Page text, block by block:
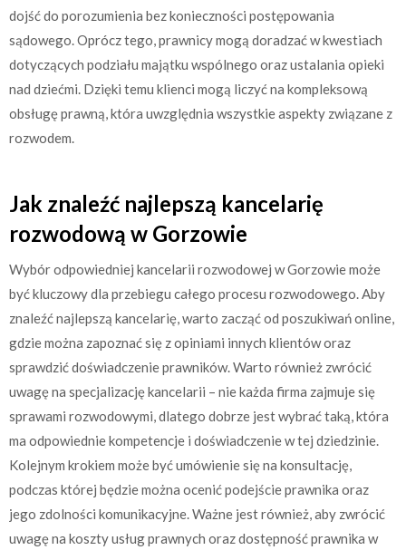
dojść do porozumienia bez konieczności postępowania
sądowego. Oprócz tego, prawnicy mogą doradzać w kwestiach
dotyczących podziału majątku wspólnego oraz ustalania opieki
nad dziećmi. Dzięki temu klienci mogą liczyć na kompleksową
obsługę prawną, która uwzględnia wszystkie aspekty związane z
rozwodem.
Jak znaleźć najlepszą kancelarię
rozwodową w Gorzowie
Wybór odpowiedniej kancelarii rozwodowej w Gorzowie może
być kluczowy dla przebiegu całego procesu rozwodowego. Aby
znaleźć najlepszą kancelarię, warto zacząć od poszukiwań online,
gdzie można zapoznać się z opiniami innych klientów oraz
sprawdzić doświadczenie prawników. Warto również zwrócić
uwagę na specjalizację kancelarii – nie każda firma zajmuje się
sprawami rozwodowymi, dlatego dobrze jest wybrać taką, która
ma odpowiednie kompetencje i doświadczenie w tej dziedzinie.
Kolejnym krokiem może być umówienie się na konsultację,
podczas której będzie można ocenić podejście prawnika oraz
jego zdolności komunikacyjne. Ważne jest również, aby zwrócić
uwagę na koszty usług prawnych oraz dostępność prawnika w